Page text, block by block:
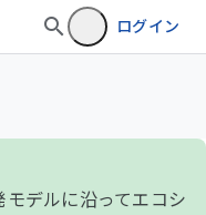
ログイン
デルに沿ってエコシ